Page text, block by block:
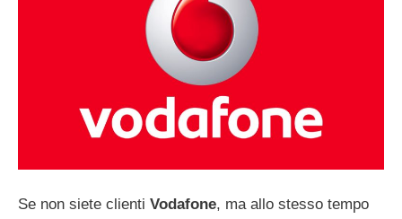
Se non siete clienti Vodafone, ma allo stesso tempo